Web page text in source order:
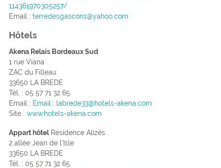
114361970305257/
Email : terredesgascons@yahoo.com
Hôtels
Akena Relais Bordeaux Sud
1 rue Viana
ZAC du Filleau
33650 LA BREDE
Tél. : 05 57 71 32 65
Email : Email : labrede33@hotels-akena.com
Site : www.hotels-akena.com
Appart hôtelRésidence Alizés
2 allée Jean de l’Isle
33650 LA BREDE
Tél. : 05 57 71 32 65